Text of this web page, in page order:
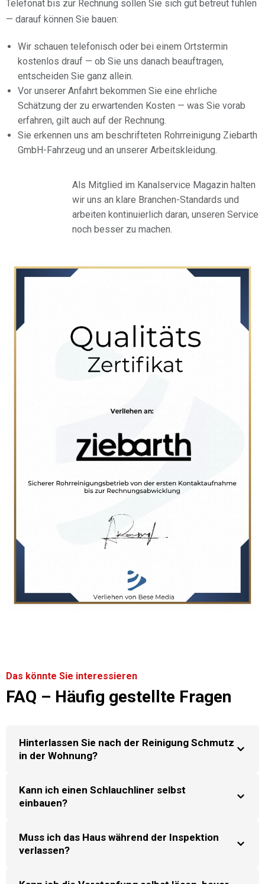
Telefonat bis zur Rechnung sollen Sie sich gut betreut fühlen
— darauf können Sie bauen:
Wir schauen telefonisch oder bei einem Ortstermin
kostenlos drauf — ob Sie uns danach beauftragen,
entscheiden Sie ganz allein.
Vor unserer Anfahrt bekommen Sie eine ehrliche
Schätzung der zu erwartenden Kosten — was Sie vorab
erfahren, gilt auch auf der Rechnung.
Sie erkennen uns am beschrifteten Rohrreinigung Ziebarth
GmbH-Fahrzeug und an unserer Arbeitskleidung.
Als Mitglied im Kanalservice Magazin halten
wir uns an klare Branchen-Standards und
arbeiten kontinuierlich daran, unseren Service
noch besser zu machen.
Das könnte Sie interessieren
FAQ – Häufig gestellte Fragen
Hinterlassen Sie nach der Reinigung Schmutz
in der Wohnung?
Kann ich einen Schlauchliner selbst
einbauen?
Muss ich das Haus während der Inspektion
verlassen?